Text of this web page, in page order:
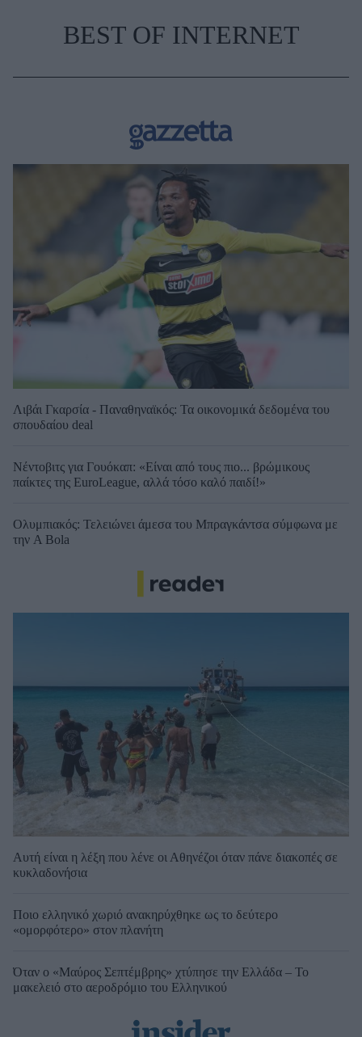
BEST OF INTERNET
Λιβάι Γκαρσία - Παναθηναϊκός: Τα οικονομικά δεδομένα του
σπουδαίου deal
Νέντοβιτς για Γουόκαπ: «Είναι από τους πιο... βρώμικους
παίκτες της EuroLeague, αλλά τόσο καλό παιδί!»
Ολυμπιακός: Τελειώνει άμεσα του Μπραγκάντσα σύμφωνα με
την A Bola
Αυτή είναι η λέξη που λένε οι Αθηνέζοι όταν πάνε διακοπές σε
κυκλαδονήσια
Ποιο ελληνικό χωριό ανακηρύχθηκε ως το δεύτερο
«ομορφότερο» στον πλανήτη
Όταν ο «Μαύρος Σεπτέμβρης» χτύπησε την Ελλάδα – Το
μακελειό στο αεροδρόμιο του Ελληνικού